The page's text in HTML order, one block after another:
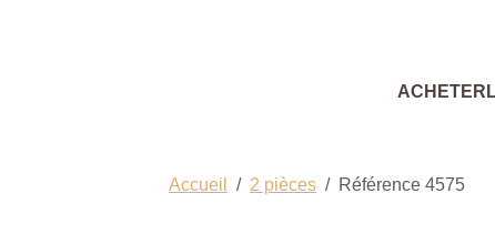
ACHETER
Accueil 2 pièces Référence 4575